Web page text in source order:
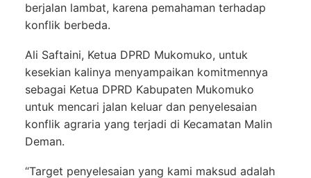
berjalan lambat, karena pemahaman terhadap
konflik berbeda.
Ali Saftaini, Ketua DPRD Mukomuko, untuk
kesekian kalinya menyampaikan komitmennya
sebagai Ketua DPRD Kabupaten Mukomuko
untuk mencari jalan keluar dan penyelesaian
konflik agraria yang terjadi di Kecamatan Malin
Deman.
“Target penyelesaian yang kami maksud adalah